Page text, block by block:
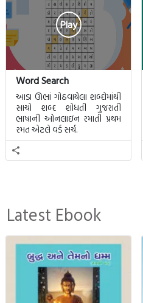
Play
Word Search
આડા ઊભાં ગોઠવાયેલા શબ્દોમાંથી
સાચો શબ્દ શોધતી ગુજરાતી
ભાષાની ઓનલાઇન રમાતી પ્રથમ
રમત એટલે વર્ડ સર્ચ.
Latest Ebook